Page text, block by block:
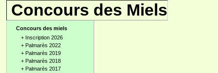
Concours des Miels
Concours des miels
+ Inscription 2026
+ Palmarès 2022
+ Palmarès 2019
+ Palmarès 2018
+ Palmarès 2017